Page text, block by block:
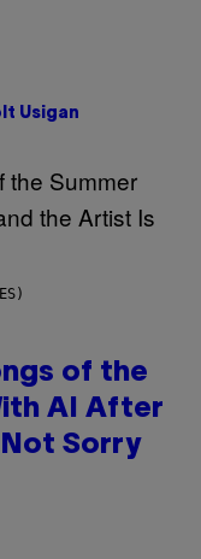
Usigan
of the
AI After
Sorry